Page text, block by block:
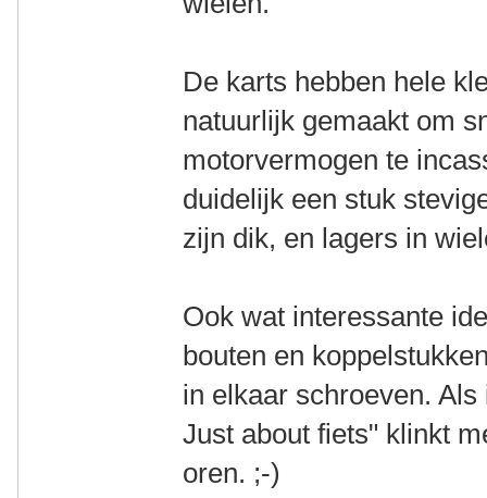
De karts hebben hele
natuurlijk gemaakt om
motorvermogen te
duidelijk een stuk
zijn dik, en lagers in
Ook wat interessante
bouten en
in elkaar schroeven.
Just about fiets" klinkt
oren. ;-)